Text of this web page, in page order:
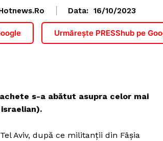
Data: 16/10/2023
Urmărește PRESShub pe
s-a abătut asupra celor mai
Aviv, după ce militanţii din Fâşia